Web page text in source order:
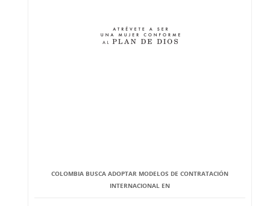
COLOMBIA BUSCA ADOPTAR MODELOS DE CONTRATACIÓN
INTERNACIONAL EN